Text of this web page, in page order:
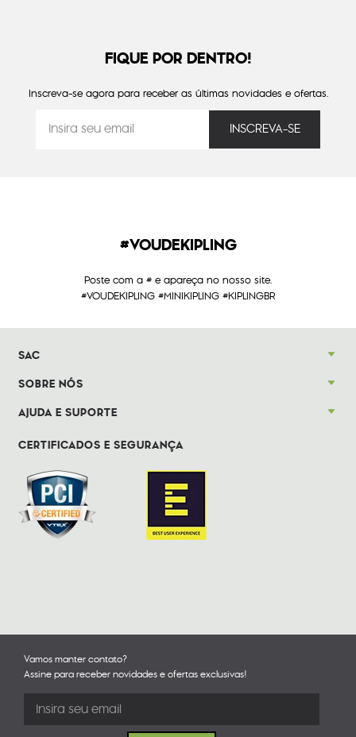
FIQUE POR DENTRO!
Inscreva-se agora para receber as últimas novidades e ofertas.
#VOUDEKIPLING
Poste com a # e apareça no nosso site.
#VOUDEKIPLING #MINIKIPLING #KIPLINGBR
SAC
SOBRE NÓS
AJUDA E SUPORTE
CERTIFICADOS E SEGURANÇA
Vamos manter contato?
Assine para receber novidades e ofertas exclusivas!